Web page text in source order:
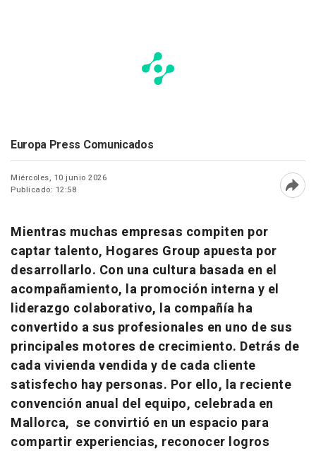
Europa Press Comunicados
Miércoles, 10 junio 2026
Publicado: 12:58
Mientras muchas empresas compiten por
captar talento, Hogares Group apuesta por
desarrollarlo. Con una cultura basada en el
acompañamiento, la promoción interna y el
liderazgo colaborativo, la compañía ha
convertido a sus profesionales en uno de sus
principales motores de crecimiento. Detrás de
cada vivienda vendida y de cada cliente
satisfecho hay personas. Por ello, la reciente
convención anual del equipo, celebrada en
Mallorca, se convirtió en un espacio para
compartir experiencias, reconocer logros